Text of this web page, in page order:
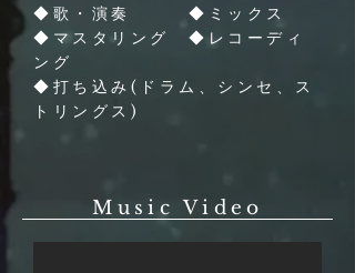
◆歌・演奏 ◆ミックス
◆マスタリング ◆レコーディ
ング
◆打ち込み(ドラム、シンセ、ス
トリングス)
Music Video